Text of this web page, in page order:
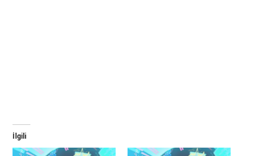
İlgili